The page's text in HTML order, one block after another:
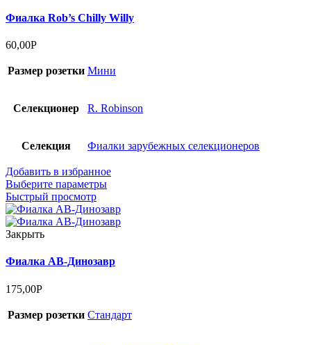
Фиалка Rob’s Chilly Willy
60,00Р
Размер розетки Мини
Селекционер R. Robinson
Селекция Фиалки зарубежных селекционеров
Добавить в избранное
Выберите параметры
Быстрый просмотр
Закрыть
Фиалка АВ-Динозавр
175,00Р
Размер розетки Стандарт